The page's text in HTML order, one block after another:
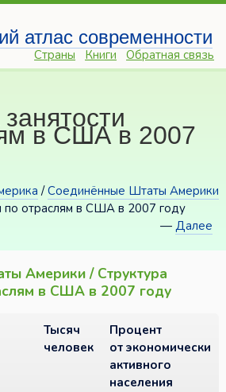
атлас современности
Страны Книги Обратная связь
в США в 2007
/Соединённые Штаты Америки
по отраслям в США в 2007 году
—Далее
Америки / Структура
в США в 2007 году
Тысяч
человек
Процент
от экономически
активного
населения